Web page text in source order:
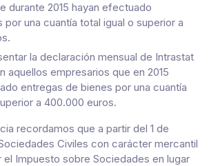
durante 2015 hayan efectuado
por una cuantía total igual o superior a
la declaración mensual de Intrastat
aquellos empresarios que en 2015
entregas de bienes por una cuantía
a 400.000 euros.
recordamos que a partir del 1 de
Civiles con carácter mercantil
el Impuesto sobre Sociedades en lugar